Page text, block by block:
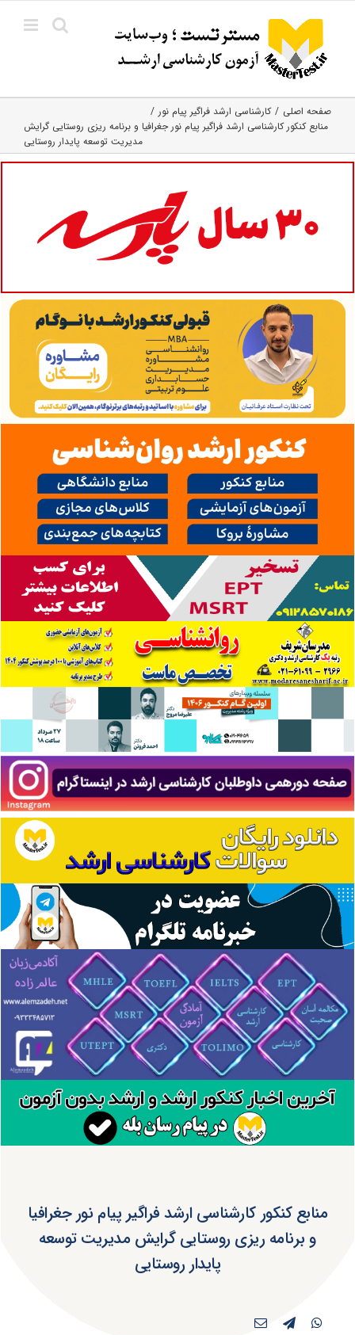
content
صفحه اصلی
کارشناسی ارشد فراگیر پیام نور
منابع کنکور کارشناسی ارشد فراگیر پیام نور جغرافیا و برنامه ریزی روستایی گرایش
مدیریت توسعه پایدار روستایی
منابع کنکور کارشناسی ارشد فراگیر پیام نور جغرافیا
و برنامه ریزی روستایی گرایش مدیریت توسعه
پایدار روستایی